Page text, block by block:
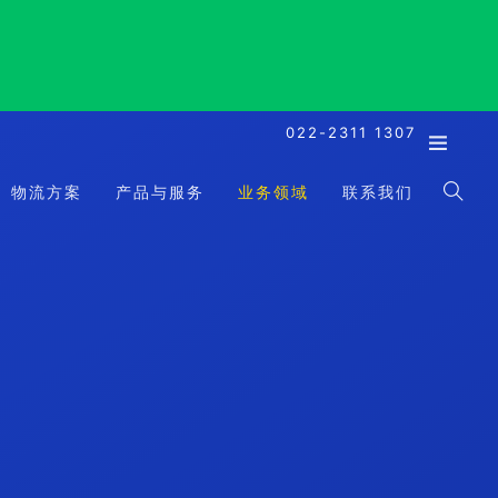
022-2311 1307
物流方案 产品与服务 业务领域 联系我们